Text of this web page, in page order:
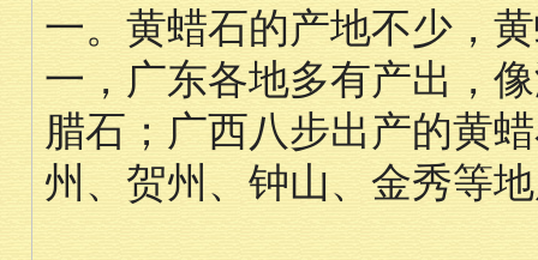
一。黄蜡石的产地不少，
一，广东各地多有产出，
腊石；广西八步出产的黄
州、贺州、钟山、金秀等